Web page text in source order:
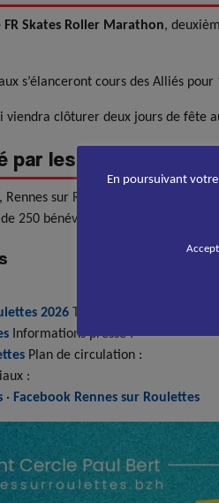
FR Skates Roller Marathon,
s’élanceront cours des Alliés
viendra clôturer deux jours de fête
les bénévoles
sur Roulettes continue de
250 bénévoles mobilisés tout au
2026 Toutes les informations :
Informations presse :
Plan de circulation :
:
· Facebook Rennes sur Roulettes
En poursuivant